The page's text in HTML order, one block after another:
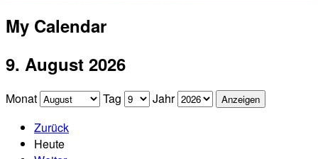
My Calendar
9. August 2026
Monat Tag
Jahr
Zurück
Heute